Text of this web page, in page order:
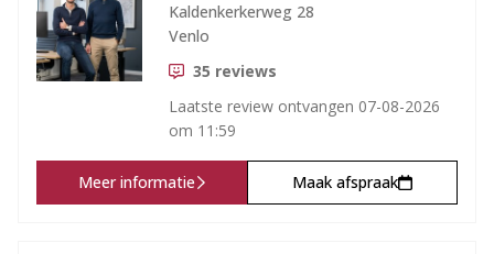
Kaldenkerkerweg 28
Venlo
35 reviews
Laatste review ontvangen 07-08-2026
om 11:59
Meer informatie Maak afspraak